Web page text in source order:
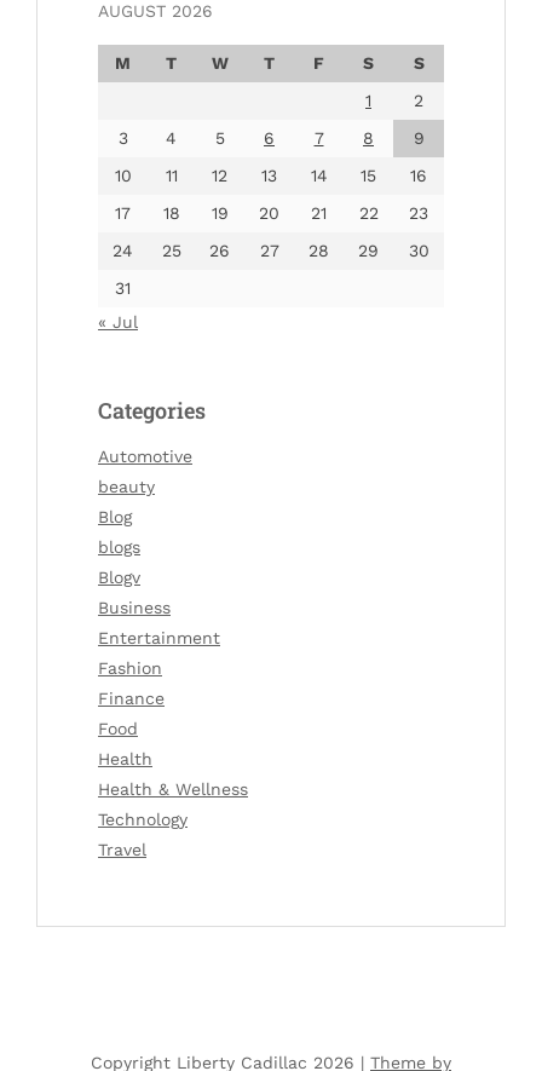
AUGUST 2026
M T W T F S
S
1
2
3
4 5 6 7 8
9
10
11 12 13 14 15
16
17
18 19 20 21 22
23
24
25 26 27 28 29
30
31
« Jul
Categories
Automotive
beauty
Blog
blogs
Blogv
Business
Entertainment
Fashion
Finance
Food
Health
Health & Wellness
Technology
Travel
Copyright Liberty Cadillac 2026 | Theme by